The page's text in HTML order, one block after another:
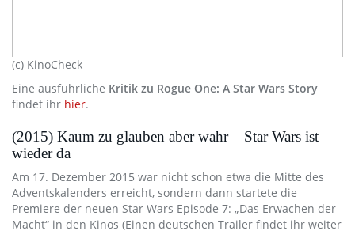
(c) KinoCheck
Eine ausführliche Kritik zu Rogue One: A Star Wars Story
findet ihr hier.
(2015) Kaum zu glauben aber wahr – Star Wars ist
wieder da
Am 17. Dezember 2015 war nicht schon etwa die Mitte des
Adventskalenders erreicht, sondern dann startete die
Premiere der neuen Star Wars Episode 7: „Das Erwachen der
Macht“ in den Kinos (Einen deutschen Trailer findet ihr weiter